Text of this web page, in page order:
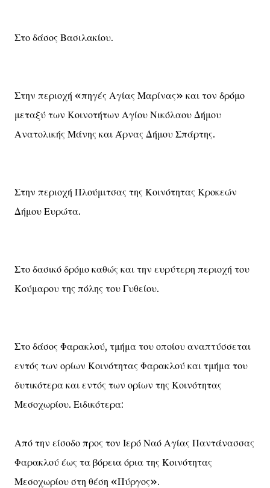
Στο δάσος Βασιλακίου.
Στην περιοχή «πηγές Αγίας Μαρίνας» και τον δρόμο
μεταξύ των Κοινοτήτων Αγίου Νικόλαου Δήμου
Ανατολικής Μάνης και Άρνας Δήμου Σπάρτης.
Στην περιοχή Πλούμιτσας της Κοινότητας Κροκεών
Δήμου Ευρώτα.
Στο δασικό δρόμο καθώς και την ευρύτερη περιοχή του
Κούμαρου της πόλης του Γυθείου.
Στο δάσος Φαρακλού, τμήμα του οποίου αναπτύσσεται
εντός των ορίων Κοινότητας Φαρακλού και τμήμα του
δυτικότερα και εντός των ορίων της Κοινότητας
Μεσοχωρίου. Ειδικότερα:
Από την είσοδο προς τον Ιερό Ναό Αγίας Παντάνασσας
Φαρακλού έως τα βόρεια όρια της Κοινότητας
Μεσοχωρίου στη θέση «Πύργος».